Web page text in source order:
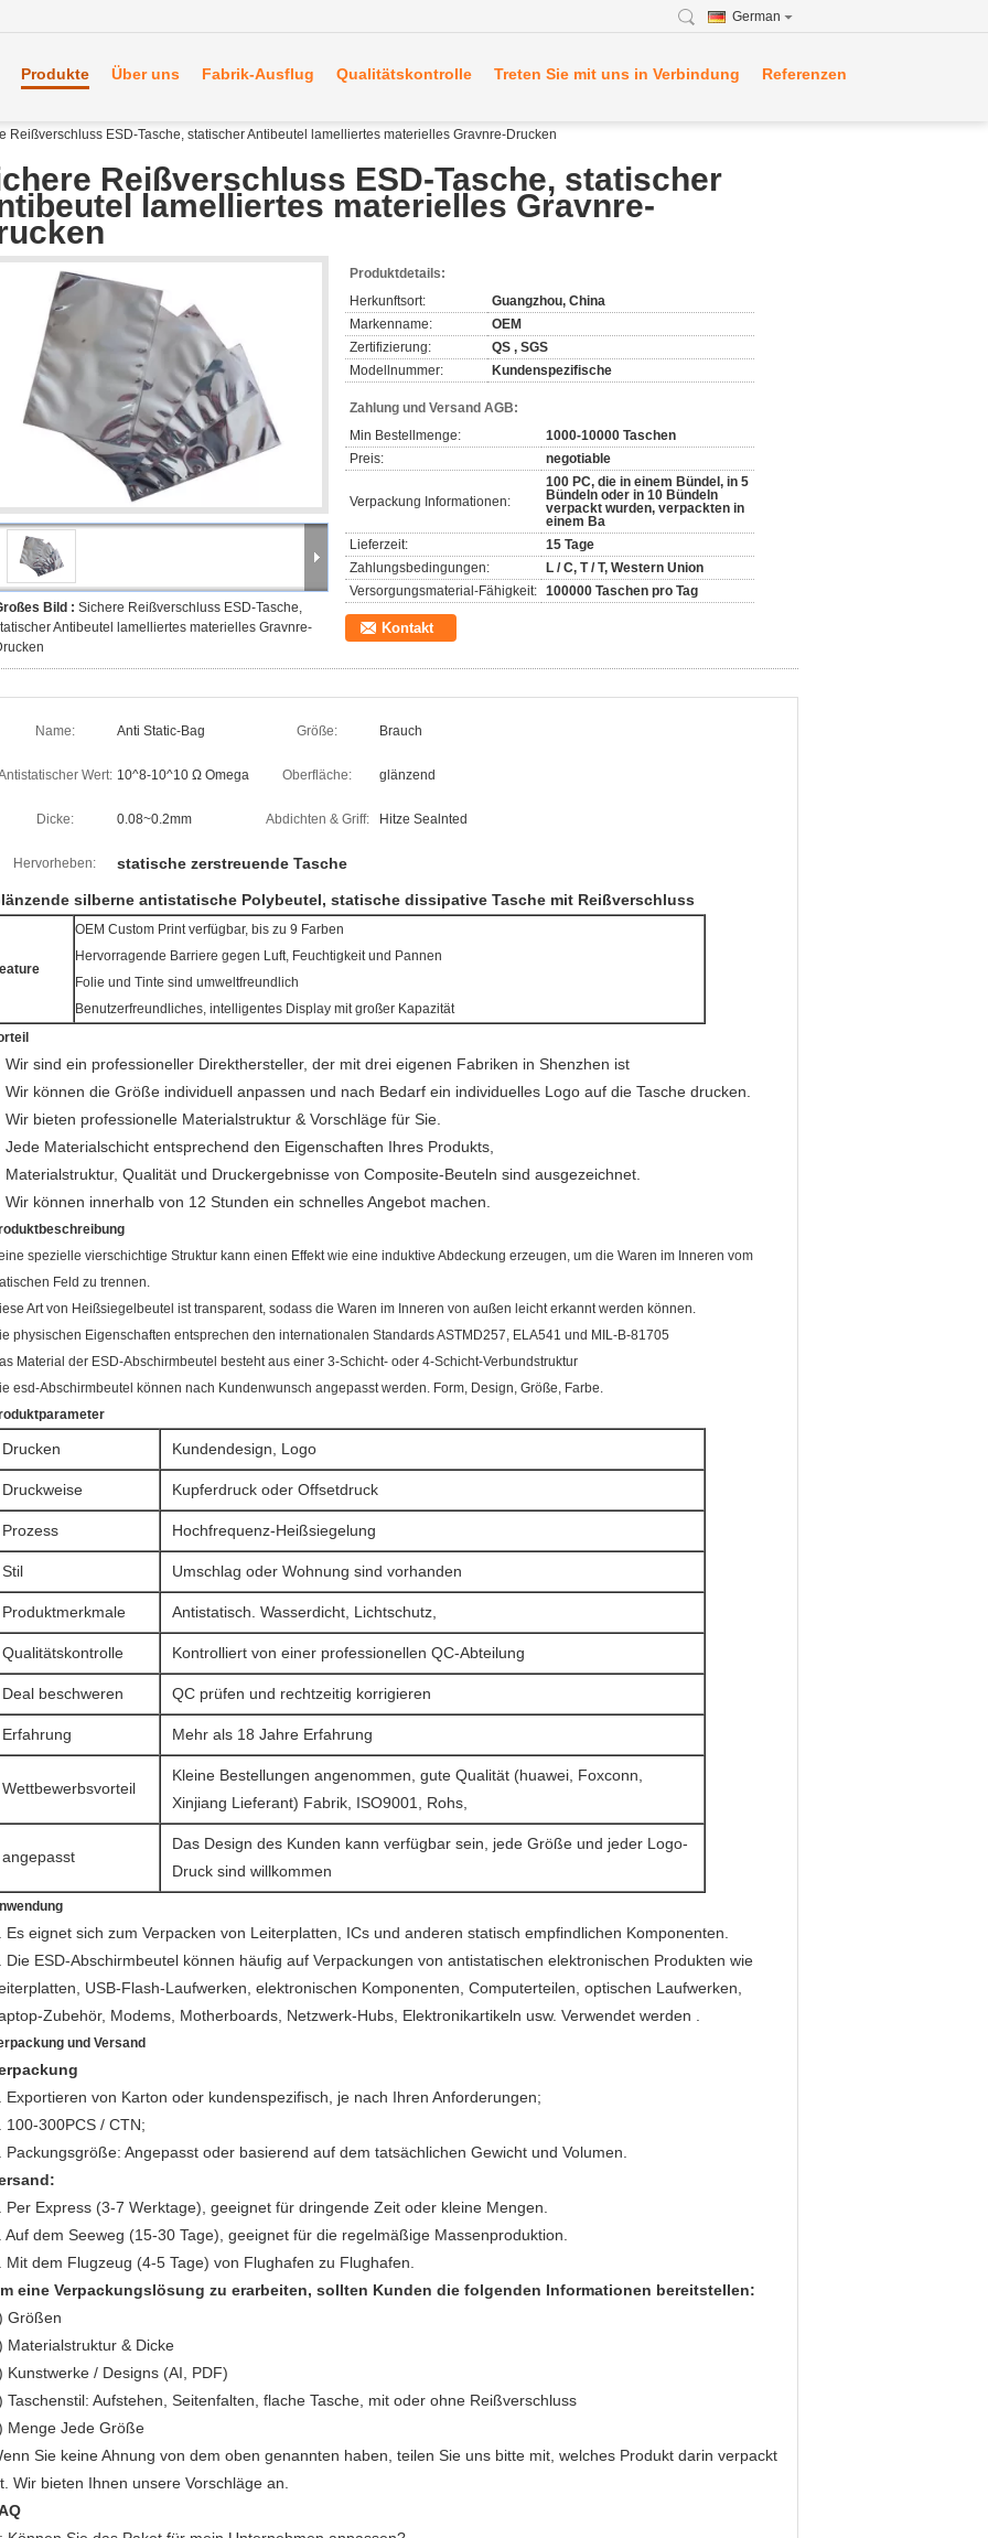
German
Produkte Über uns Fabrik-Ausflug Qualitätskontrolle Treten Sie mit uns in Verbindung Referenzen
Reißverschluss ESD-Tasche, statischer Antibeutel lamelliertes materielles Gravnre-Drucken
Reißverschluss ESD-Tasche, statischer
lamelliertes materielles Gravnre-
Bild : Sichere Reißverschluss ESD-Tasche,
Antibeutel lamelliertes materielles Gravnre-
Produktdetails:
Herkunftsort:
Guangzhou, China
Markenname:
OEM
Zertifizierung:
QS , SGS
Modellnummer:
Kundenspezifische
Zahlung und Versand AGB:
Min Bestellmenge:
1000-10000 Taschen
Preis:
negotiable
Verpackung Informationen:
100 PC, die in einem Bündel, in 5
Bündeln oder in 10 Bündeln
verpackt wurden, verpackten in
einem Ba
Lieferzeit:
15 Tage
Zahlungsbedingungen:
L / C, T / T, Western Union
Versorgungsmaterial-Fähigkeit: 100000 Taschen pro Tag
Kontakt
Name: Anti Static-Bag Größe: Brauch
Wert: 10^8-10^10 Ω Omega Oberfläche: glänzend
Dicke: 0.08~0.2mm Abdichten & Griff: Hitze Sealnted
Hervorheben: statische zerstreuende Tasche
silberne antistatische Polybeutel, statische dissipative Tasche mit Reißverschluss
OEM Custom Print verfügbar, bis zu 9 Farben
Hervorragende Barriere gegen Luft, Feuchtigkeit und Pannen
Folie und Tinte sind umweltfreundlich
Benutzerfreundliches, intelligentes Display mit großer Kapazität
Wir sind ein professioneller Direkthersteller, der mit drei eigenen Fabriken in Shenzhen ist
Wir können die Größe individuell anpassen und nach Bedarf ein individuelles Logo auf die Tasche drucken.
Wir bieten professionelle Materialstruktur & Vorschläge für Sie.
Jede Materialschicht entsprechend den Eigenschaften Ihres Produkts,
Materialstruktur, Qualität und Druckergebnisse von Composite-Beuteln sind ausgezeichnet.
Wir können innerhalb von 12 Stunden ein schnelles Angebot machen.
spezielle vierschichtige Struktur kann einen Effekt wie eine induktive Abdeckung erzeugen, um die Waren im Inneren vom
Feld zu trennen.
Art von Heißsiegelbeutel ist transparent, sodass die Waren im Inneren von außen leicht erkannt werden können.
physischen Eigenschaften entsprechen den internationalen Standards ASTMD257, ELA541 und MIL-B-81705
Material der ESD-Abschirmbeutel besteht aus einer 3-Schicht- oder 4-Schicht-Verbundstruktur
esd-Abschirmbeutel können nach Kundenwunsch angepasst werden. Form, Design, Größe, Farbe.
Drucken Kundendesign, Logo
Druckweise Kupferdruck oder Offsetdruck
Prozess Hochfrequenz-Heißsiegelung
Stil Umschlag oder Wohnung sind vorhanden
Produktmerkmale Antistatisch. Wasserdicht, Lichtschutz,
Qualitätskontrolle Kontrolliert von einer professionellen QC-Abteilung
Deal beschweren QC prüfen und rechtzeitig korrigieren
Erfahrung Mehr als 18 Jahre Erfahrung
Wettbewerbsvorteil
Kleine Bestellungen angenommen, gute Qualität (huawei, Foxconn,
Xinjiang Lieferant) Fabrik, ISO9001, Rohs,
angepasst
Das Design des Kunden kann verfügbar sein, jede Größe und jeder Logo-
Druck sind willkommen
Es eignet sich zum Verpacken von Leiterplatten, ICs und anderen statisch empfindlichen Komponenten.
Die ESD-Abschirmbeutel können häufig auf Verpackungen von antistatischen elektronischen Produkten wie
USB-Flash-Laufwerken, elektronischen Komponenten, Computerteilen, optischen Laufwerken,
Zubehör, Modems, Motherboards, Netzwerk-Hubs, Elektronikartikeln usw. Verwendet werden .
und Versand
Exportieren von Karton oder kundenspezifisch, je nach Ihren Anforderungen;
100-300PCS / CTN;
Packungsgröße: Angepasst oder basierend auf dem tatsächlichen Gewicht und Volumen.
Per Express (3-7 Werktage), geeignet für dringende Zeit oder kleine Mengen.
Auf dem Seeweg (15-30 Tage), geeignet für die regelmäßige Massenproduktion.
Mit dem Flugzeug (4-5 Tage) von Flughafen zu Flughafen.
eine Verpackungslösung zu erarbeiten, sollten Kunden die folgenden Informationen bereitstellen:
Größen
Materialstruktur & Dicke
Kunstwerke / Designs (AI, PDF)
Taschenstil: Aufstehen, Seitenfalten, flache Tasche, mit oder ohne Reißverschluss
Menge Jede Größe
Sie keine Ahnung von dem oben genannten haben, teilen Sie uns bitte mit, welches Produkt darin verpackt
Wir bieten Ihnen unsere Vorschläge an.